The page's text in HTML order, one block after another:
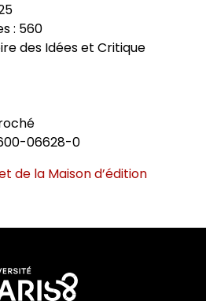
: 560
des Idées et Critique
06628-0
de la Maison d’édition